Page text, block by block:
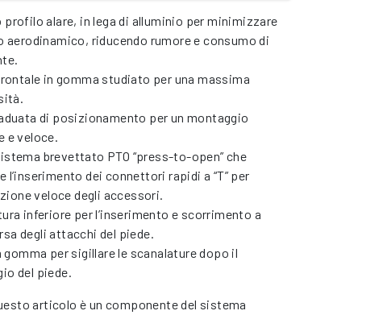
profilo alare, in lega di alluminio per minimizzare
aerodinamico, riducendo rumore e consumo di
in gomma studiato per una massima
di posizionamento per un montaggio
e veloce.
brevettato PTO “press-to-open” che
l’inserimento dei connettori rapidi a “T” per
veloce degli accessori.
inferiore per l’inserimento e scorrimento a
degli attacchi del piede.
per sigillare le scanalature dopo il
del piede.
articolo è un componente del sistema